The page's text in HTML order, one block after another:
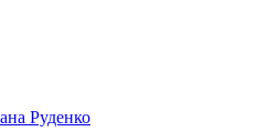
Руденко